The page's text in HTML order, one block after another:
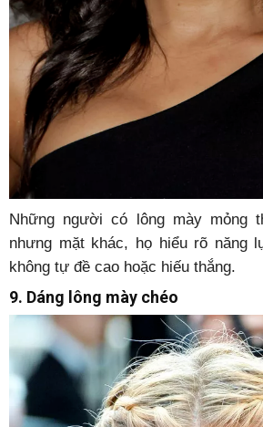
Những người có lông mày mỏng
nhưng mặt khác, họ hiểu rõ năng
không tự đề cao hoặc hiếu thắng.
9. Dáng lông mày chéo